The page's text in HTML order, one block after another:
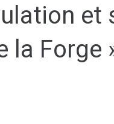
la Forge